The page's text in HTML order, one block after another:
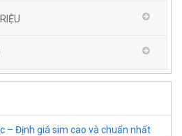
– Định giá sim cao và chuẩn nhất